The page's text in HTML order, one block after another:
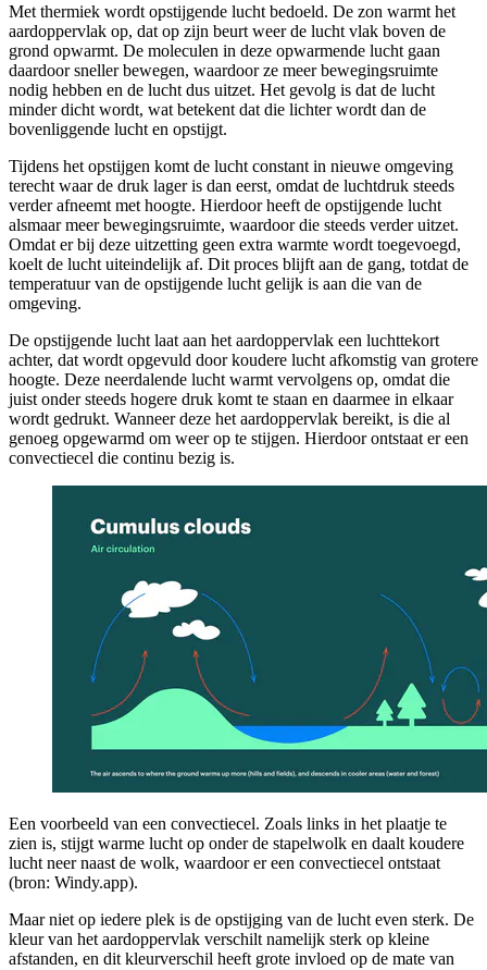
Met thermiek wordt opstijgende lucht bedoeld. De zon warmt het
aardoppervlak op, dat op zijn beurt weer de lucht vlak boven de
grond opwarmt. De moleculen in deze opwarmende lucht gaan
daardoor sneller bewegen, waardoor ze meer bewegingsruimte
nodig hebben en de lucht dus uitzet. Het gevolg is dat de lucht
minder dicht wordt, wat betekent dat die lichter wordt dan de
bovenliggende lucht en opstijgt.
Tijdens het opstijgen komt de lucht constant in nieuwe omgeving
terecht waar de druk lager is dan eerst, omdat de luchtdruk steeds
verder afneemt met hoogte. Hierdoor heeft de opstijgende lucht
alsmaar meer bewegingsruimte, waardoor die steeds verder uitzet.
Omdat er bij deze uitzetting geen extra warmte wordt toegevoegd,
koelt de lucht uiteindelijk af. Dit proces blijft aan de gang, totdat de
temperatuur van de opstijgende lucht gelijk is aan die van de
omgeving.
De opstijgende lucht laat aan het aardoppervlak een luchttekort
achter, dat wordt opgevuld door koudere lucht afkomstig van grotere
hoogte. Deze neerdalende lucht warmt vervolgens op, omdat die
juist onder steeds hogere druk komt te staan en daarmee in elkaar
wordt gedrukt. Wanneer deze het aardoppervlak bereikt, is die al
genoeg opgewarmd om weer op te stijgen. Hierdoor ontstaat er een
convectiecel die continu bezig is.
Een voorbeeld van een convectiecel. Zoals links in het plaatje te
zien is, stijgt warme lucht op onder de stapelwolk en daalt koudere
lucht neer naast de wolk, waardoor er een convectiecel ontstaat
(bron: Windy.app).
Maar niet op iedere plek is de opstijging van de lucht even sterk. De
kleur van het aardoppervlak verschilt namelijk sterk op kleine
afstanden, en dit kleurverschil heeft grote invloed op de mate van